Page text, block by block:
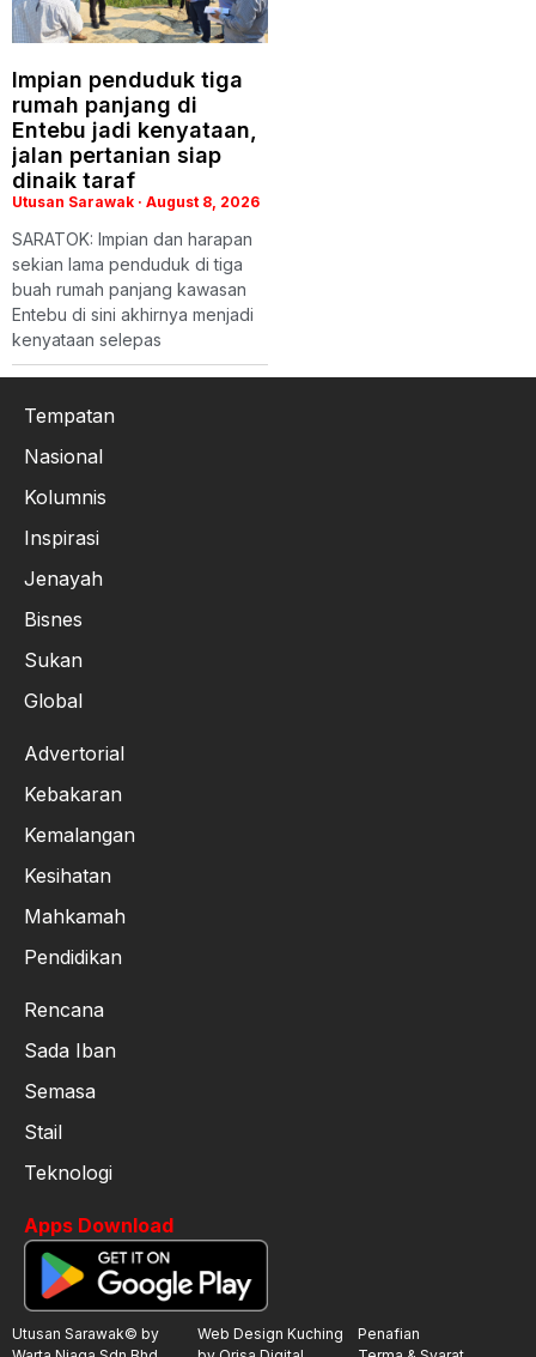
Impian penduduk tiga
rumah panjang di
Entebu jadi kenyataan,
jalan pertanian siap
dinaik taraf
Utusan Sarawak August 8, 2026
SARATOK: Impian dan harapan
sekian lama penduduk di tiga
buah rumah panjang kawasan
Entebu di sini akhirnya menjadi
kenyataan selepas
Tempatan
Nasional
Kolumnis
Inspirasi
Jenayah
Bisnes
Sukan
Global
Advertorial
Kebakaran
Kemalangan
Kesihatan
Mahkamah
Pendidikan
Rencana
Sada Iban
Semasa
Stail
Teknologi
Apps Download
Utusan Sarawak© by
Web Design Kuching
Penafian